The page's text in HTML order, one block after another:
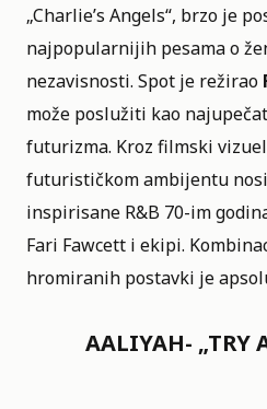
„Charlie’s Angels“, brzo je
najpopularnijih pesama o
nezavisnosti. Spot je režirao
može poslužiti kao
futurizma. Kroz filmski
futurističkom ambijentu
inspirisane R&B 70-im
Fari Fawcett i ekipi.
hromiranih postavki je
AALIYAH- „TRY